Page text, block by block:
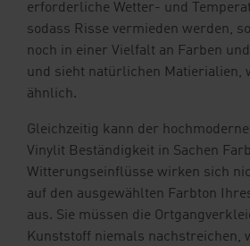
erforderliche Wetter- und
sodass Risse vermieden werden,
noch in einer Vielfalt an Farben
und sieht natürlichen Matierialien,
ähnlich.
Gleichzeitig kann der
Vinylit Beständigkeit in Sachen
Witterungseinflüsse wirken sich
auf den ausgewählten Farbton
aus. Sie müssen die
Kunststoff niemals nachstreichen,